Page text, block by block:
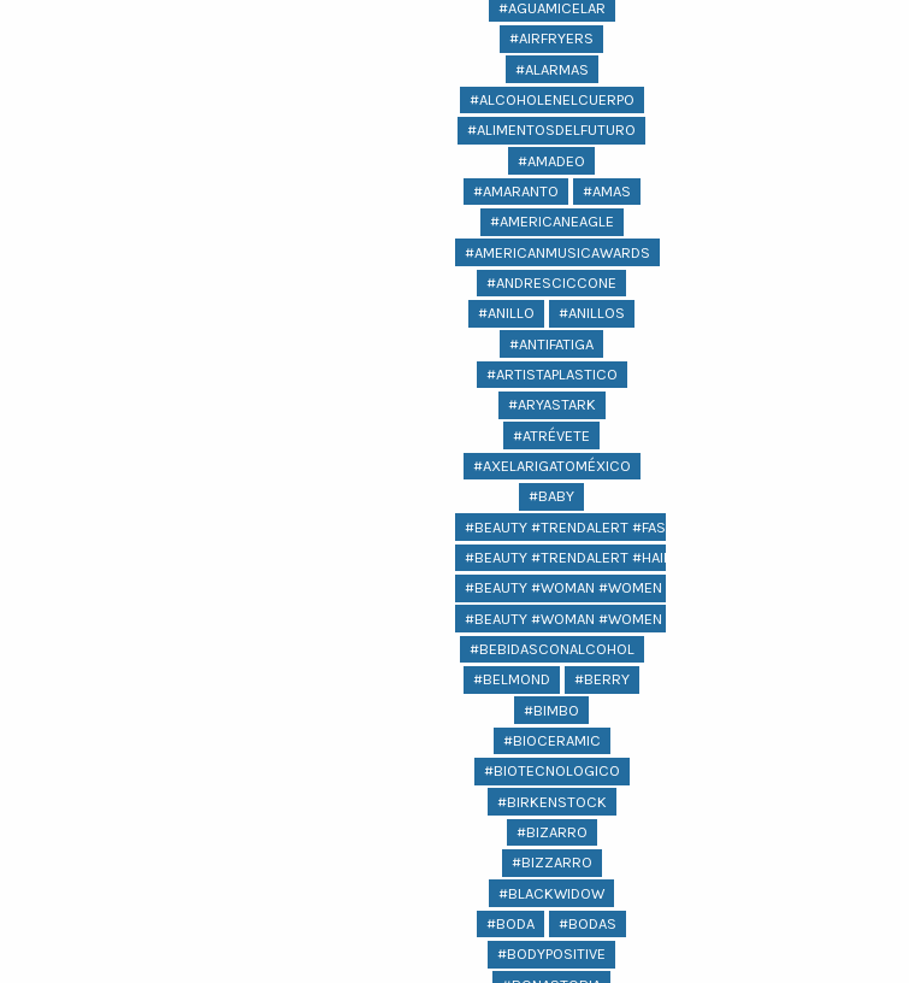
#AGUAMICELAR
#AIRFRYERS
#ALARMAS
#ALCOHOLENELCUERPO
#ALIMENTOSDELFUTURO
#AMADEO
#AMARANTO
#AMAS
#AMERICANEAGLE
#AMERICANMUSICAWARDS
#ANDRESCICCONE
#ANILLO
#ANILLOS
#ANTIFATIGA
#ARTISTAPLASTICO
#ARYASTARK
#ATRÉVETE
#AXELARIGATOMÉXICO
#BABY
#BEAUTY #TRENDALERT #FASHION
#BEAUTY #TRENDALERT #HAIR #FASHION
#BEAUTY #WOMAN #WOMEN @LIFESTYLE #
#BEAUTY #WOMAN #WOMEN #LIFESTYLE #COMPRAS
#BEBIDASCONALCOHOL
#BELMOND
#BERRY
#BIMBO
#BIOCERAMIC
#BIOTECNOLOGICO
#BIRKENSTOCK
#BIZARRO
#BIZZARRO
#BLACKWIDOW
#BODA
#BODAS
#BODYPOSITIVE